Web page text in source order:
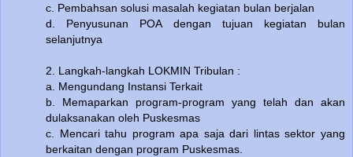
c. Pembahsan solusi masalah kegiatan bulan berjalan
d. Penyusunan POA dengan tujuan kegiatan bulan
selanjutnya
2. Langkah-langkah LOKMIN Tribulan :
a. Mengundang Instansi Terkait
b. Memaparkan program-program yang telah dan akan
dulaksanakan oleh Puskesmas
c. Mencari tahu program apa saja dari lintas sektor yang
berkaitan dengan program Puskesmas.